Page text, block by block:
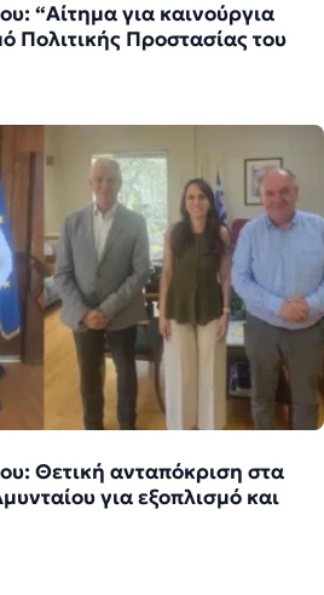
“Αίτημα για καινούργια
Πολιτικής Προστασίας του
Θετική ανταπόκριση στα
για εξοπλισμό και